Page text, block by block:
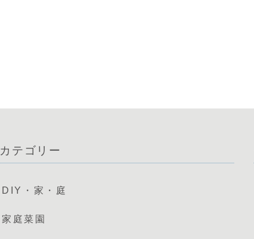
カテゴリー
DIY・家・庭
家庭菜園